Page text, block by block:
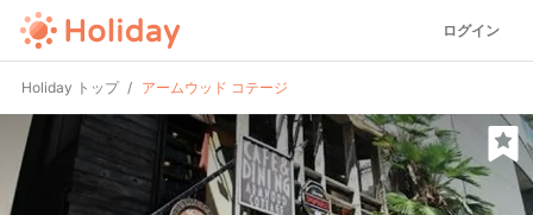
ログイン
Holiday トップ アームウッド コテージ